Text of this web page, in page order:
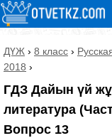
ДҮЖ › 8 класс ›
2018 ›
ГДЗ Дайын үй
литература
Вопрос 13